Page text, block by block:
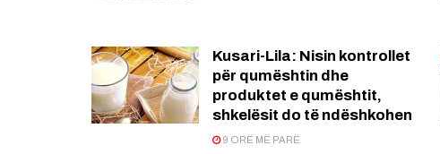
Kusari-Lila: Nisin kontrollet
për qumështin dhe
produktet e qumështit,
shkelësit do të ndëshkohen
9 ORË MË PARË